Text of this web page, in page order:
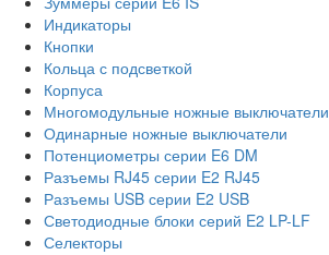
Индикаторы
Кнопки
Кольца с подсветкой
Корпуса
Многомодульные ножные выключатели
Одинарные ножные выключатели
Потенциометры серии E6 DM
Разъемы RJ45 серии E2 RJ45
Разъемы USB серии E2 USB
Светодиодные блоки серий E2 LP-LF
Селекторы